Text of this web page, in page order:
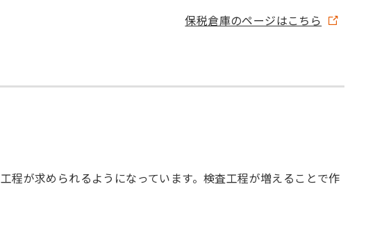
保税倉庫のページはこちら
程が求められるようになっています。検査工程が増えることで作